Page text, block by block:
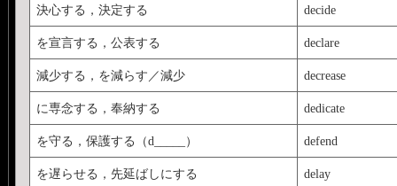
決心する，決定する decide
を宣言する，公表する declare
減少する，を減らす／減少 decrease
に専念する，奉納する dedicate
を守る，保護する（d_____） defend
を遅らせる，先延ばしにする delay